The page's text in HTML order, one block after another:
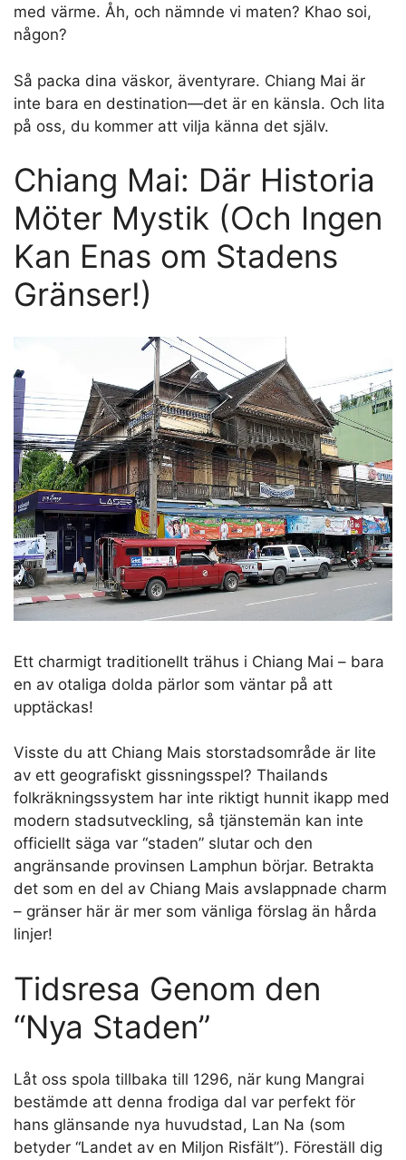
med värme. Åh, och nämnde vi maten? Khao soi,
någon?
Så packa dina väskor, äventyrare. Chiang Mai är
inte bara en destination—det är en känsla. Och lita
på oss, du kommer att vilja känna det själv.
Chiang Mai: Där Historia
Möter Mystik (Och Ingen
Kan Enas om Stadens
Gränser!)
Ett charmigt traditionellt trähus i Chiang Mai – bara
en av otaliga dolda pärlor som väntar på att
upptäckas!
Visste du att Chiang Mais storstadsområde är lite
av ett geografiskt gissningsspel? Thailands
folkräkningssystem har inte riktigt hunnit ikapp med
modern stadsutveckling, så tjänstemän kan inte
officiellt säga var “staden” slutar och den
angränsande provinsen Lamphun börjar. Betrakta
det som en del av Chiang Mais avslappnade charm
– gränser här är mer som vänliga förslag än hårda
linjer!
Tidsresa Genom den
“Nya Staden”
Låt oss spola tillbaka till 1296, när kung Mangrai
bestämde att denna frodiga dal var perfekt för
hans glänsande nya huvudstad, Lan Na (som
betyder “Landet av en Miljon Risfält”). Föreställ dig